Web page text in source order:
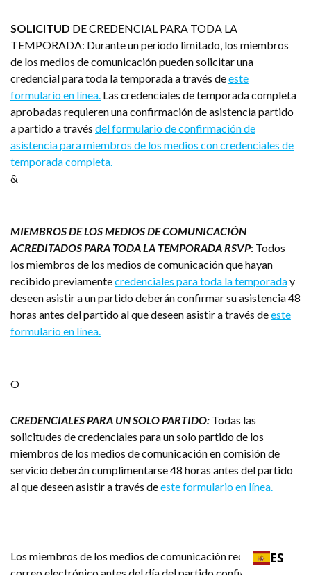
SOLICITUD DE CREDENCIAL PARA TODA LA
TEMPORADA: Durante un periodo limitado, los miembros
de los medios de comunicación pueden solicitar una
credencial para toda la temporada a través deeste
formulario en línea. Las credenciales de temporada completa
aprobadas requieren una confirmación de asistencia partido
a partido a través del formulario de confirmación de
asistencia para miembros de los medios con credenciales de
temporada completa.
&
MIEMBROS DE LOS MEDIOS DE COMUNICACIÓN
ACREDITADOS PARA TODA LA TEMPORADA RSVP: Todos
los miembros de los medios de comunicación que hayan
recibido previamentecredenciales para toda la temporaday
deseen asistir a un partido deberán confirmar su asistencia 48
horas antes del partido al que deseen asistir a través deeste
formulario en línea.
O
CREDENCIALES PARA UN SOLO PARTIDO: Todas las
solicitudes de credenciales para un solo partido de los
miembros de los medios de comunicación en comisión de
servicio deberán cumplimentarse 48 horas antes del partido
al que deseen asistir a través deeste formulario en línea.
Los miembros de los medios de comunicación recibirán un
ES